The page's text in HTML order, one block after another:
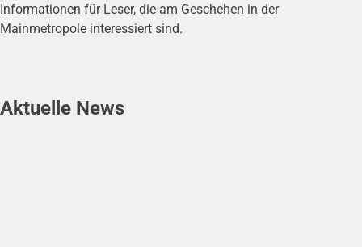
Informationen für Leser, die am Geschehen in der
Mainmetropole interessiert sind.
Aktuelle News